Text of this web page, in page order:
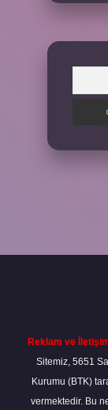
Reklam ve
Sitemiz, 5651
Kurumu (BTK)
vermektedir. Bu